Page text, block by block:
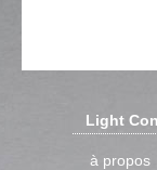
Light
à propos